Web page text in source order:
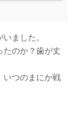
ました。
たのか？歯が丈
いつのまにか戦